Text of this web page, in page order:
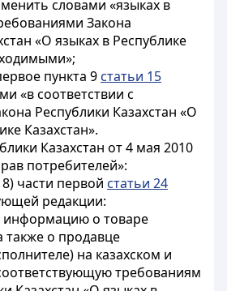
словами «языках в
Закона
«О языках в Республике
пункта 9 статьи 15
«в соответствии с
Республики Казахстан «О
Казахстан».
Казахстан от 4 мая 2010
потребителей»:
части первой статьи 24
редакции:
информацию о товаре
также о продавце
на казахском и
требованиям